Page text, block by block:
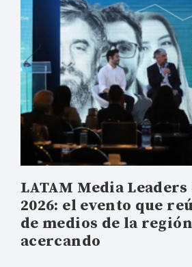
LATAM Media
2026: el evento que
de medios de la
acercando